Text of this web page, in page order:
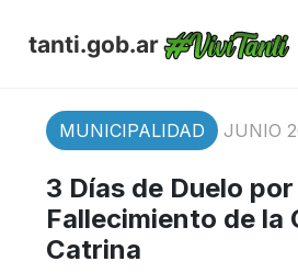
tanti.gob.ar
MUNICIPALIDAD JUNIO
3 Días de Duelo por
Fallecimiento de la
Catrina